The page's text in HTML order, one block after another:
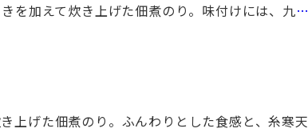
を加えて炊き上げた佃煮のり。味付けには、九…
上げた佃煮のり。ふんわりとした食感と、糸寒天